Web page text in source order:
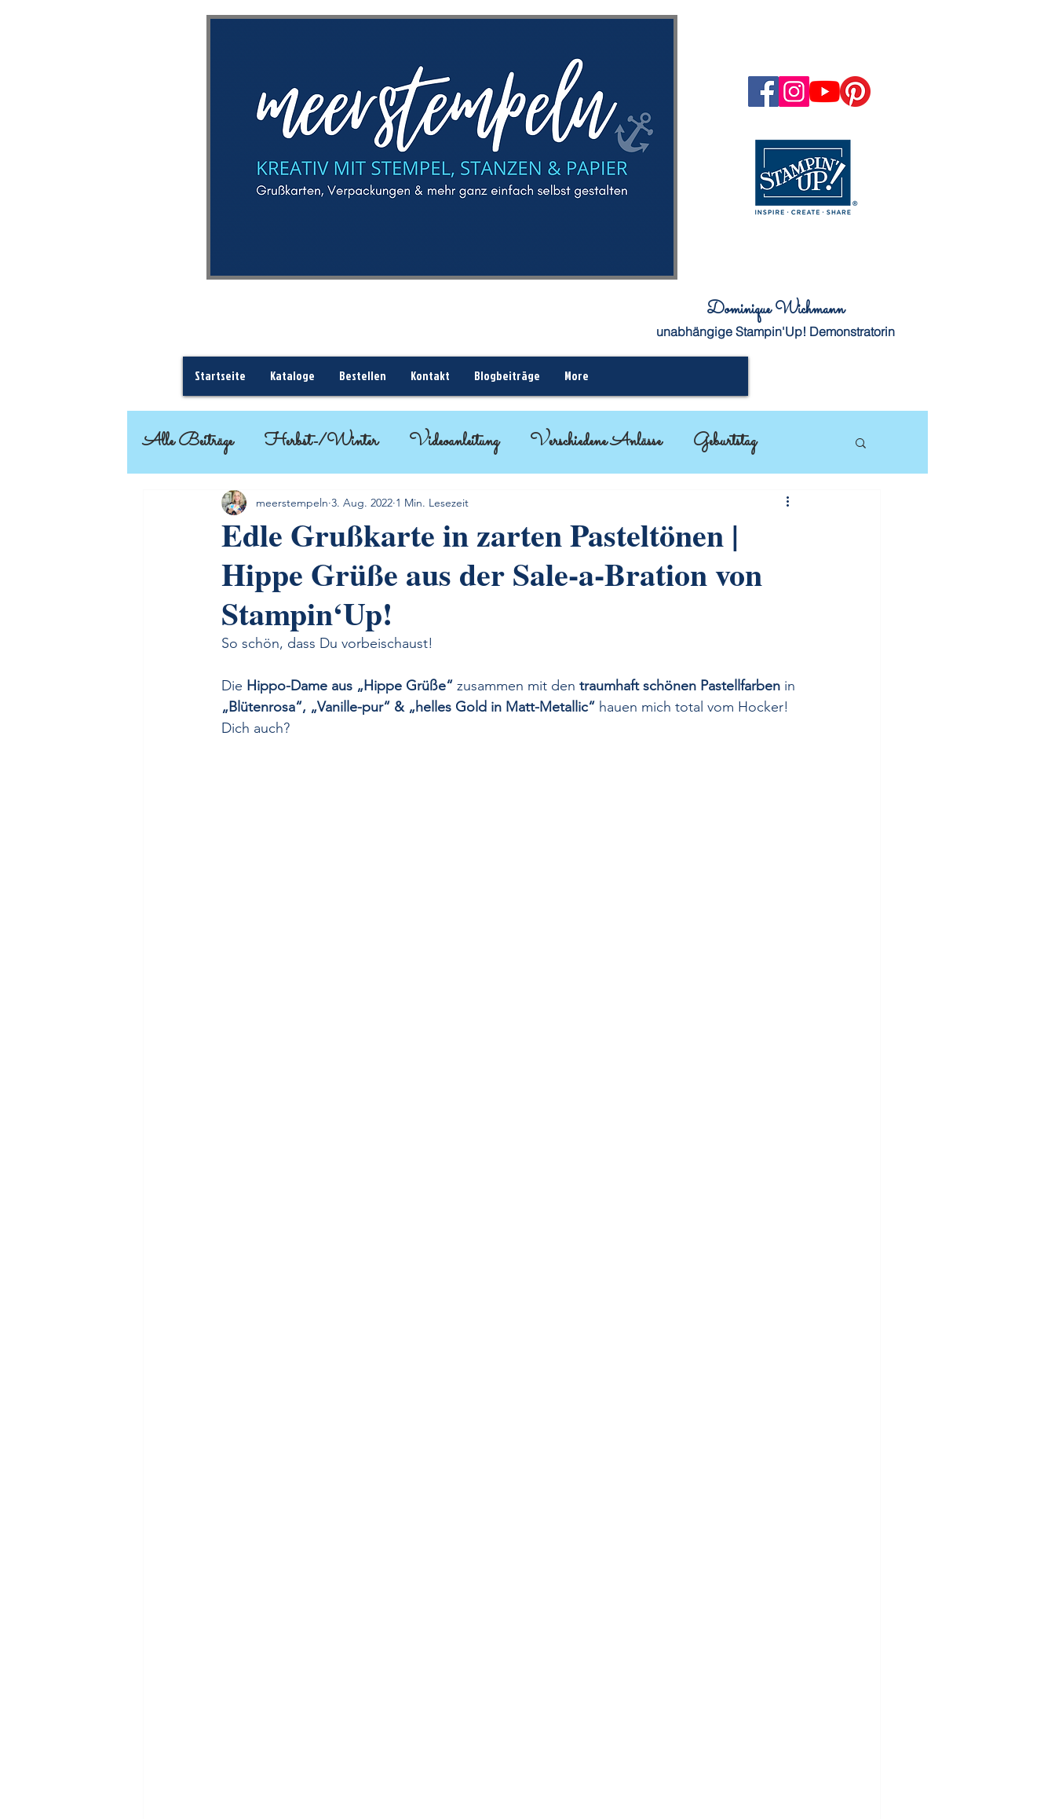
Alle Beiträge Herbst-/Winter Videoanleitung Verschiedene Anlässe Geburtstag
Basteleinsteiger Geschenkideen BlogHop
Frühjahr-/Sommer
Edle Grußkarte in zarten Pasteltönen |
Hippe Grüße aus der Sale-a-Bration von
Stampin‘Up!
meerstempeln 3. Aug. 2022 1 Min. Lesezeit
So schön, dass Du vorbeischaust!
Die Hippo-Dame aus „Hippe Grüße“ zusammen mit den traumhaft schönen Pastellfarben in
„Blütenrosa“, „Vanille-pur“ & „helles Gold in Matt-Metallic“ hauen mich total vom Hocker!
Dich auch?
Startseite Kataloge Bestellen Kontakt Blogbeiträge More
Dominique Wichmann
unabhängige Stampin'Up! Demonstratorin